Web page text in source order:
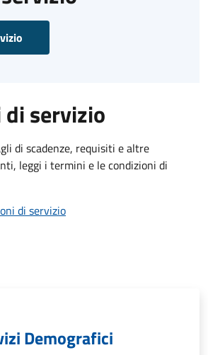
servizio
di scadenze, requisiti e altre
leggi i termini e le condizioni di
di servizio
Demografici